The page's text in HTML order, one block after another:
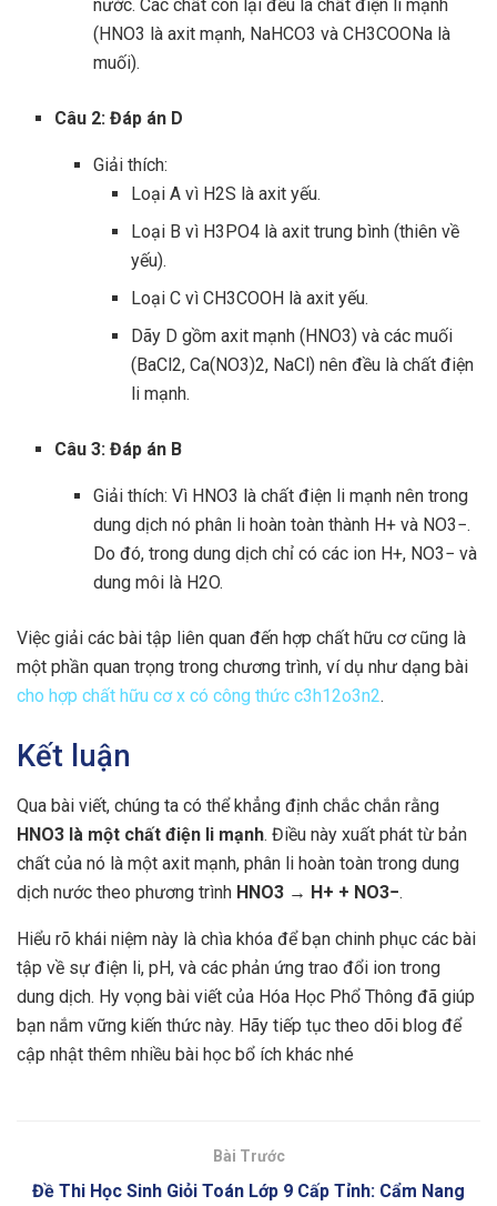
nước. Các chất còn lại đều là chất điện li mạnh
(HNO3 là axit mạnh, NaHCO3 và CH3COONa là
muối).
Câu 2: Đáp án D
Giải thích:
Loại A vì H2S là axit yếu.
Loại B vì H3PO4 là axit trung bình (thiên về
yếu).
Loại C vì CH3COOH là axit yếu.
Dãy D gồm axit mạnh (HNO3) và các muối
(BaCl2, Ca(NO3)2, NaCl) nên đều là chất điện
li mạnh.
Câu 3: Đáp án B
Giải thích: Vì HNO3 là chất điện li mạnh nên trong
dung dịch nó phân li hoàn toàn thành H+ và NO3−.
Do đó, trong dung dịch chỉ có các ion H+, NO3− và
dung môi là H2O.
Việc giải các bài tập liên quan đến hợp chất hữu cơ cũng là
một phần quan trọng trong chương trình, ví dụ như dạng bài
cho hợp chất hữu cơ x có công thức c3h12o3n2.
Kết luận
Qua bài viết, chúng ta có thể khẳng định chắc chắn rằng
HNO3 là một chất điện li mạnh. Điều này xuất phát từ bản
chất của nó là một axit mạnh, phân li hoàn toàn trong dung
dịch nước theo phương trình HNO3 → H+ + NO3−.
Hiểu rõ khái niệm này là chìa khóa để bạn chinh phục các bài
tập về sự điện li, pH, và các phản ứng trao đổi ion trong
dung dịch. Hy vọng bài viết của Hóa Học Phổ Thông đã giúp
bạn nắm vững kiến thức này. Hãy tiếp tục theo dõi blog để
cập nhật thêm nhiều bài học bổ ích khác nhé
Bài Trước
Đề Thi Học Sinh Giỏi Toán Lớp 9 Cấp Tỉnh: Cẩm Nang